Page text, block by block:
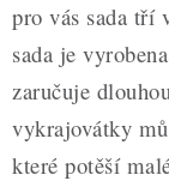
pro vás sada tří
sada je
zaručuje
vykrajovátky
které potěší